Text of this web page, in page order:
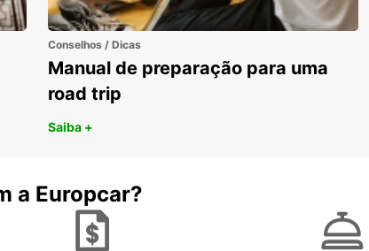
Conselhos / Dicas
Manual de preparação para uma
road trip
Saiba +
a Europcar?